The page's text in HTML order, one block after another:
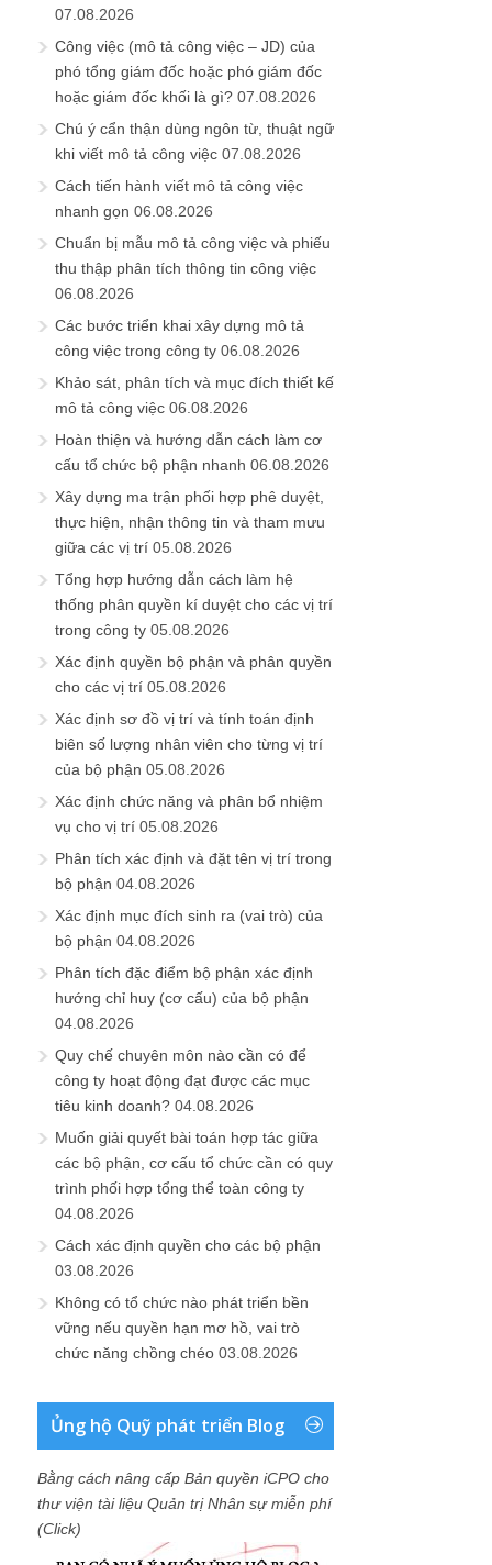
07.08.2026
Công việc (mô tả công việc – JD) của
phó tổng giám đốc hoặc phó giám đốc
hoặc giám đốc khối là gì? 07.08.2026
Chú ý cẩn thận dùng ngôn từ, thuật ngữ
khi viết mô tả công việc 07.08.2026
Cách tiến hành viết mô tả công việc
nhanh gọn 06.08.2026
Chuẩn bị mẫu mô tả công việc và phiếu
thu thập phân tích thông tin công việc
06.08.2026
Các bước triển khai xây dựng mô tả
công việc trong công ty 06.08.2026
Khảo sát, phân tích và mục đích thiết kế
mô tả công việc 06.08.2026
Hoàn thiện và hướng dẫn cách làm cơ
cấu tổ chức bộ phận nhanh 06.08.2026
Xây dựng ma trận phối hợp phê duyệt,
thực hiện, nhận thông tin và tham mưu
giữa các vị trí 05.08.2026
Tổng hợp hướng dẫn cách làm hệ
thống phân quyền kí duyệt cho các vị trí
trong công ty 05.08.2026
Xác định quyền bộ phận và phân quyền
cho các vị trí 05.08.2026
Xác định sơ đồ vị trí và tính toán định
biên số lượng nhân viên cho từng vị trí
của bộ phận 05.08.2026
Xác định chức năng và phân bổ nhiệm
vụ cho vị trí 05.08.2026
Phân tích xác định và đặt tên vị trí trong
bộ phận 04.08.2026
Xác định mục đích sinh ra (vai trò) của
bộ phận 04.08.2026
Phân tích đặc điểm bộ phận xác định
hướng chỉ huy (cơ cấu) của bộ phận
04.08.2026
Quy chế chuyên môn nào cần có để
công ty hoạt động đạt được các mục
tiêu kinh doanh? 04.08.2026
Muốn giải quyết bài toán hợp tác giữa
các bộ phận, cơ cấu tổ chức cần có quy
trình phối hợp tổng thể toàn công ty
04.08.2026
Cách xác định quyền cho các bộ phận
03.08.2026
Không có tổ chức nào phát triển bền
vững nếu quyền hạn mơ hồ, vai trò
chức năng chồng chéo 03.08.2026
Ủng hộ Quỹ phát triển Blog
Bằng cách nâng cấp Bản quyền iCPO cho
thư viện tài liệu Quản trị Nhân sự miễn phí
(Click)